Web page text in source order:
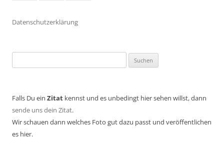
Datenschutzerklärung
nach:
Falls Du ein Zitat kennst und es unbedingt hier sehen willst, dann
sende uns dein Zitat.
Wir schauen dann welches Foto gut dazu passt und veröffentlichen
es hier.